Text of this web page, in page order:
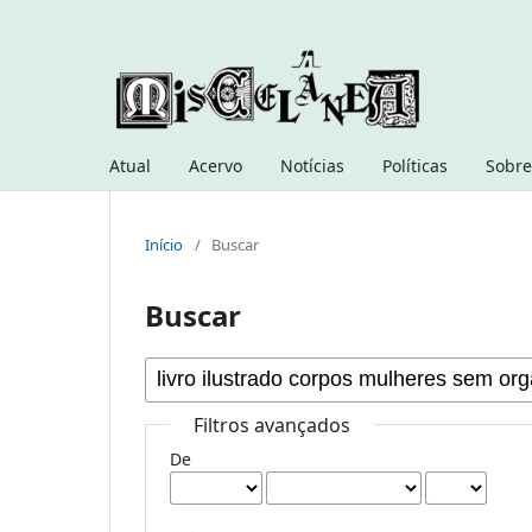
Atual Acervo Notícias Políticas Sobre
Início / Buscar
Buscar
Filtros avançados
De